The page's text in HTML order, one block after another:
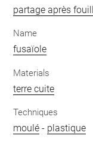
partage après
Name
fusaïole
Materials
terre cuite
Techniques
moulé - plastique